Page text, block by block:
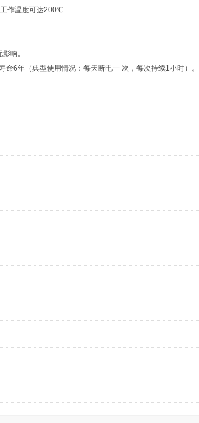
工作温度可达200℃
响。
命6年（典型使用情况：每天断电一 次，每次持续1小时）。